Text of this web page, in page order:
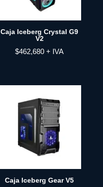
Caja Iceberg Crystal G9
V2
$462,680 + IVA
Caja Iceberg Gear V5